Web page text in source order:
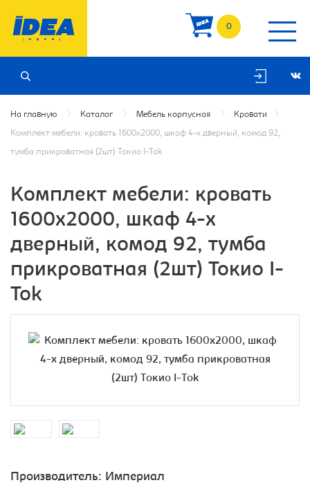
0
На главную Каталог Мебель корпусная Кровати
Комплект мебели: кровать 1600х2000, шкаф 4-х дверный, комод 92,
тумба прикроватная (2шт) Токио I-Tok
Комплект мебели: кровать
1600х2000, шкаф 4-х
дверный, комод 92, тумба
прикроватная (2шт) Токио I-
Tok
Производитель: Империал